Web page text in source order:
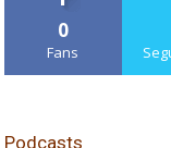
0
Fans
Podcasts